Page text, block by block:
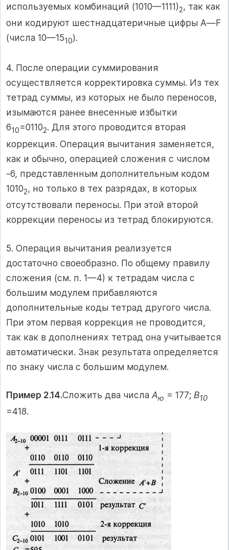
используемых комбинаций (1010—1111)2, так как
они кодируют шестнадцатеричные цифры А—F
(числа 10—1510).
4. После операции суммирования
осуществляется корректировка суммы. Из тех
тетрад суммы, из которых не было переносов,
изыма­ются ранее внесенные избытки
610=01102. Для этого проводится вто­рая
коррекция. Операция вычитания заменяется,
как и обычно, опе­рацией сложения с числом
-6, представленным дополнительным ко­дом
10102, но только в тех разрядах, в которых
отсутствовали пере­носы. При этой второй
коррекции переносы из тетрад блокируются.
5. Операция вычитания реализуется
достаточно своеобразно. По общему правилу
сложения (см. п. 1—4) к тетрадам числа с
большим модулем прибавляются
дополнительные коды тетрад другого числа.
При этом первая коррекция не проводится,
так как в дополнениях тет­рад она учитывается
автоматически. Знак результата определяется
по знаку числа с большим модулем.
Пример 2.14.Сложить два числа Аю = 177; В10
=418.